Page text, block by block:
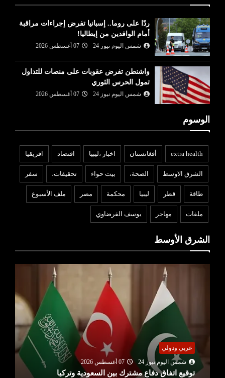
ردًا على روما.. إسبانيا تفرض إجراءات مراقبة
أمام الوافدين من إيطاليا!
شمس اليوم نيوز 24 07 أغسطس 2026
واشنطن تفرض عقوبات على منصات للتداول
تمول الحرس الثوري
شمس اليوم نيوز 24 07 أغسطس 2026
الوسوم
extra health أفغانستان اخبار ،ليبيا افتصاد افريقيا
الشرق الاوسط الصحة، بيت حواء تحقيقات، سفر
طاقة قطر ليبيا محكمة مصر ملف الأسبوع
ملفات مهاجر يوسف القرضاوي
الشرق الأوسط
بنوك ومؤسسات
شمس اليوم نيوز 24
07 أغسطس 2026
بنك تونس العربي (ATB) يعزز التزامه تجاه صيادلة